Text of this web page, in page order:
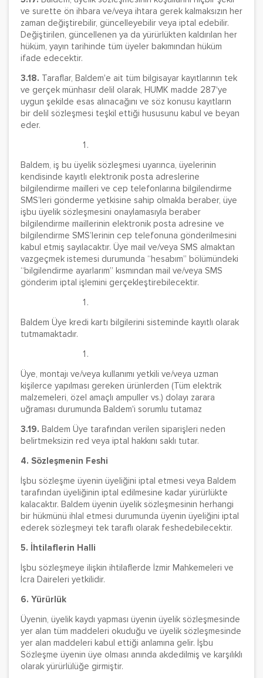
ve surette ön ihbara ve/veya ihtara gerek kalmaksızın her
zaman değiştirebilir, güncelleyebilir veya iptal edebilir.
Değiştirilen, güncellenen ya da yürürlükten kaldırılan her
hüküm, yayın tarihinde tüm üyeler bakımından hüküm
ifade edecektir.
3.18. Taraflar, Baldem'e ait tüm bilgisayar kayıtlarının tek
ve gerçek münhasır delil olarak, HUMK madde 287'ye
uygun şekilde esas alınacağını ve söz konusu kayıtların
bir delil sözleşmesi teşkil ettiği hususunu kabul ve beyan
eder.
Baldem, iş bu üyelik sözleşmesi uyarınca, üyelerinin
kendisinde kayıtlı elektronik posta adreslerine
bilgilendirme mailleri ve cep telefonlarına bilgilendirme
SMS’leri gönderme yetkisine sahip olmakla beraber, üye
işbu üyelik sözleşmesini onaylamasıyla beraber
bilgilendirme maillerinin elektronik posta adresine ve
bilgilendirme SMS’lerinin cep telefonuna gönderilmesini
kabul etmiş sayılacaktır. Üye mail ve/veya SMS almaktan
vazgeçmek istemesi durumunda “hesabım” bölümündeki
“bilgilendirme ayarlarım” kısmından mail ve/veya SMS
gönderim iptal işlemini gerçekleştirebilecektir.
Baldem Üye kredi kartı bilgilerini sisteminde kayıtlı olarak
tutmamaktadır.
Üye, montajı ve/veya kullanımı yetkili ve/veya uzman
kişilerce yapılması gereken ürünlerden (Tüm elektrik
malzemeleri, özel amaçlı ampuller vs.) dolayı zarara
uğraması durumunda Baldem'i sorumlu tutamaz
3.19. Baldem Üye tarafından verilen siparişleri neden
belirtmeksizin red veya iptal hakkını saklı tutar.
4. Sözleşmenin Feshi
İşbu sözleşme üyenin üyeliğini iptal etmesi veya Baldem
tarafından üyeliğinin iptal edilmesine kadar yürürlükte
kalacaktır. Baldem üyenin üyelik sözleşmesinin herhangi
bir hükmünü ihlal etmesi durumunda üyenin üyeliğini iptal
ederek sözleşmeyi tek taraflı olarak feshedebilecektir.
5. İhtilaflerin Halli
İşbu sözleşmeye ilişkin ihtilaflerde İzmir Mahkemeleri ve
İcra Daireleri yetkilidir.
6. Yürürlük
Üyenin, üyelik kaydı yapması üyenin üyelik sözleşmesinde
yer alan tüm maddeleri okuduğu ve üyelik sözleşmesinde
yer alan maddeleri kabul ettiği anlamına gelir. İşbu
Sözleşme üyenin üye olması anında akdedilmiş ve karşılıklı
olarak yürürlülüğe girmiştir.